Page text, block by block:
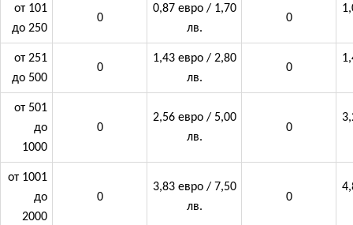
от 101
до 250
0
0,87 евро / 1,70
лв.
0
от 251
до 500
0
1,43 евро / 2,80
лв.
0
от 501
до
1000
0
2,56 евро / 5,00
лв.
0
от 1001
до
2000
0
3,83 евро / 7,50
лв.
0